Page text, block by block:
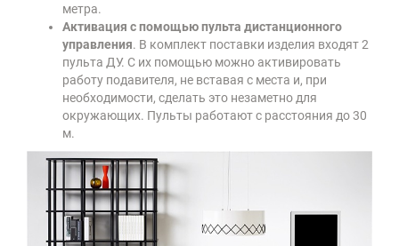
метра.
Активация с помощью пульта дистанционного
управления. В комплект поставки изделия входят 2
пульта ДУ. С их помощью можно активировать
работу подавителя, не вставая с места и, при
необходимости, сделать это незаметно для
окружающих. Пульты работают с расстояния до 30
м.